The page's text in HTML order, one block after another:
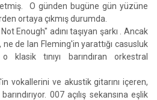
O günden bugüne gün yüzüne
ortaya çıkmış durumda.
Enough" adını taşıyan şarkı . Ancak
de Ian Fleming'in yarattığı casusluk
klasik tınıyı barındıran orkestral
vokallerini ve akustik gitarını içeren,
007 açılış sekansına eşlik